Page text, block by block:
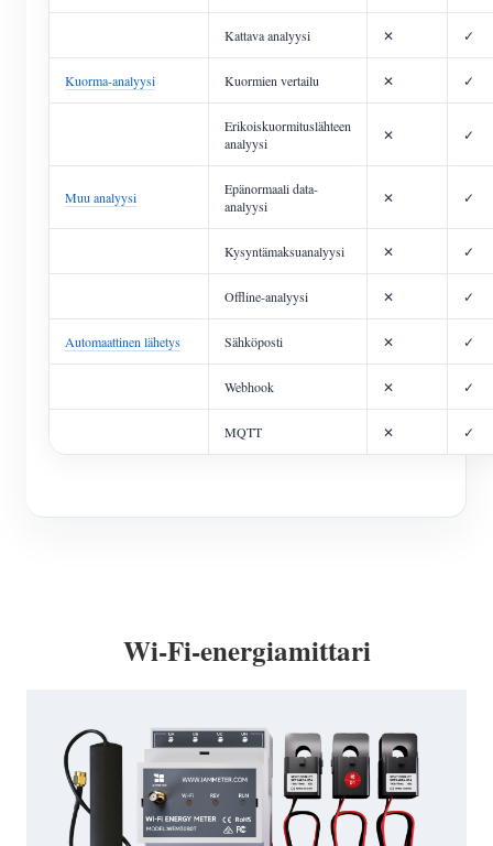
Kattava analyysi ✕ ✓
Kuorma-analyysi Kuormien vertailu ✕ ✓
Erikoiskuormituslähteen
analyysi
✕ ✓
Muu analyysi
Epänormaali data-
analyysi
✕ ✓
Kysyntämaksuanalyysi ✕ ✓
Offline-analyysi ✕ ✓
Automaattinen lähetys Sähköposti ✕ ✓
Webhook ✕ ✓
MQTT ✕ ✓
Wi-Fi-energiamittari